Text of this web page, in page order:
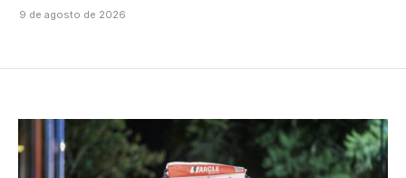
9 de agosto de 2026